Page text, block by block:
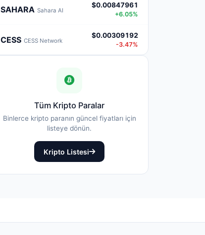
SAHARA Sahara AI
$0.00847961
+6.05%
CESS CESS Network
$0.00309192
-3.47%
Tüm Kripto Paralar
Binlerce kripto paranın güncel fiyatları için
listeye dönün.
Kripto Listesi